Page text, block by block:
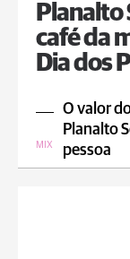
café da
Dia dos
O valor
Planalto
pessoa
MIX